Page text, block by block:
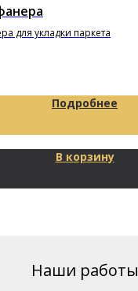
для укладки паркета
Подробнее
В корзину
Наши работы